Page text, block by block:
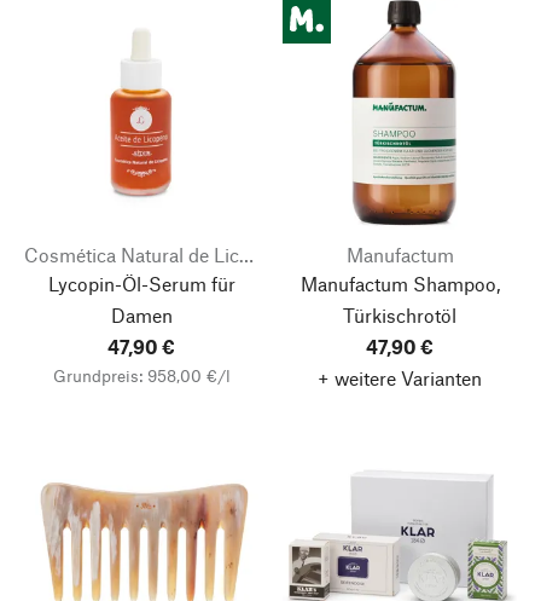
Cosmética Natural de Licopeno
Lycopin-Öl-Serum für
Damen
47,90 €
Grundpreis: 958,00 €/l
Manufactum
Manufactum Shampoo,
Türkischrotöl
47,90 €
+ weitere Varianten